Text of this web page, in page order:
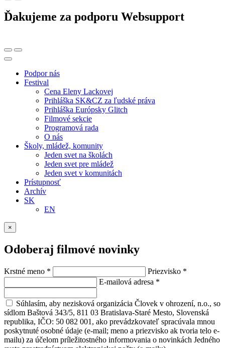
Ďakujeme za podporu Websupport
Podpor nás
Festival
Cena Eleny Lackovej
Prihláška SK&CZ za ľudské práva
Prihláška Európsky Glitch
Filmové sekcie
Programová rada
O nás
Školy, mládež, komunity
Jeden svet na školách
Jeden svet pre mládež
Jeden svet v komunitách
Prístupnosť
Archív
SK
EN
×
Odoberaj filmové novinky
Krstné meno * Priezvisko *
E-mailová adresa *
Súhlasím, aby nezisková organizácia Človek v ohrození, n.o., so
sídlom Baštová 343/5, 811 03 Bratislava-Staré Mesto, Slovenská
republika, IČO: 50 082 001, ako prevádzkovateľ spracúvala mnou
poskytnuté osobné údaje (e-mail; meno a priezvisko ak tvoria telo e-
mailu) za účelom príležitostného informovania o novinkách Jedného